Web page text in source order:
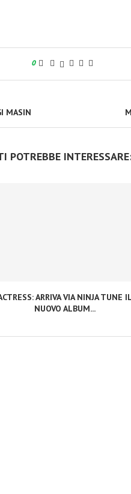
0
MASIN
POTREBBE
ARRIVA VIA NINJA TUNE IL
NUOVO ALBUM...